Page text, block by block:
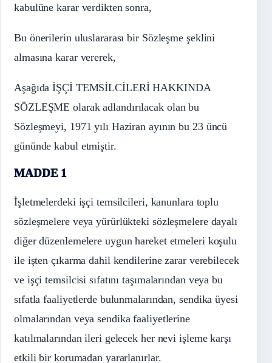
kabulüne karar verdikten sonra,
Bu önerilerin uluslararası bir Sözleşme şeklini
almasına karar vererek,
Aşağıda İŞÇİ TEMSİLCİLERİ HAKKINDA
SÖZLEŞME olarak adlandırılacak olan bu
Sözleşmeyi, 1971 yılı Haziran ayının bu 23 üncü
gününde kabul etmiştir.
MADDE 1
İşletmelerdeki işçi temsilcileri, kanunlara toplu
sözleşmelere veya yürürlükteki sözleşmelere dayalı
diğer düzenlemelere uygun hareket etmeleri koşulu
ile işten çıkarma dahil kendilerine zarar verebilecek
ve işçi temsilcisi sıfatını taşımalarından veya bu
sıfatla faaliyetlerde bulunmalarından, sendika üyesi
olmalarından veya sendika faaliyetlerine
katılmalarından ileri gelecek her nevi işleme karşı
etkili bir korumadan yararlanırlar.